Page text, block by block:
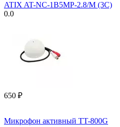
ATIX AT-NC-1B5MP-2.8/M (3C)
0.0
‍650‍ ₽
Микрофон активный TT-800G